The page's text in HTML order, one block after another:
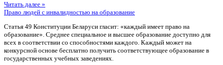
Читать далее »
Право людей с инвалидностью на образование
Статья 49 Конституции Беларуси гласит: «каждый имеет право на
образование». Среднее специальное и высшее образование доступно для
всех в соответствии со способностями каждого. Каждый может на
конкурсной основе бесплатно получить соответствующее образование в
государственных учебных заведениях.